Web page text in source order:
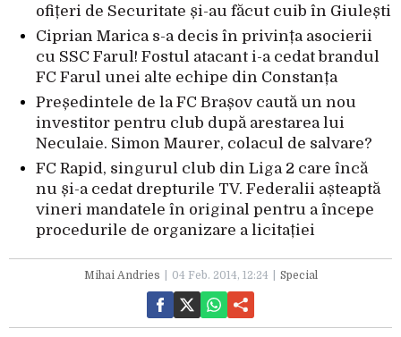
ofițeri de Securitate și-au făcut cuib în Giulești
Ciprian Marica s-a decis în privința asocierii
cu SSC Farul! Fostul atacant i-a cedat brandul
FC Farul unei alte echipe din Constanța
Președintele de la FC Brașov caută un nou
investitor pentru club după arestarea lui
Neculaie. Simon Maurer, colacul de salvare?
FC Rapid, singurul club din Liga 2 care încă
nu și-a cedat drepturile TV. Federalii așteaptă
vineri mandatele în original pentru a începe
procedurile de organizare a licitației
Mihai Andries 04 Feb. 2014, 12:24 Special